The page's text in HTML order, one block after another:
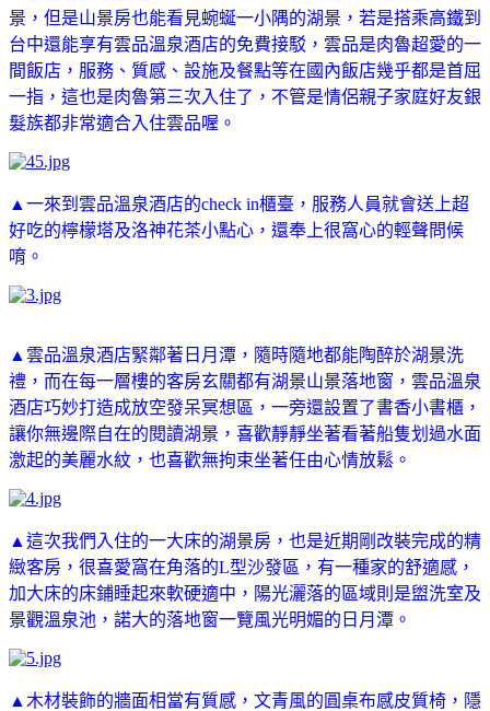
景，但是山景房也能看見蜿蜒一小隅的湖景，若是搭乘高鐵到
台中還能享有雲品溫泉酒店的免費接駁，雲品是肉魯超愛的一
間飯店，服務、質感、設施及餐點等在國內飯店幾乎都是首屈
一指，這也是肉魯第三次入住了，不管是情侶親子家庭好友銀
髮族都非常適合入住雲品喔。
▲一來到雲品溫泉酒店的check in櫃臺，服務人員就會送上超
好吃的檸檬塔及洛神花茶小點心，還奉上很窩心的輕聲問候
唷。
▲雲品溫泉酒店緊鄰著日月潭，隨時隨地都能陶醉於湖景洗
禮，而在每一層樓的客房玄關都有湖景山景落地窗，雲品溫泉
酒店巧妙打造成放空發呆冥想區，一旁還設置了書香小書櫃，
讓你無邊際自在的閱讀湖景，喜歡靜靜坐著看著船隻划過水面
激起的美麗水紋，也喜歡無拘束坐著任由心情放鬆。
▲這次我們入住的一大床的湖景房，也是近期剛改裝完成的精
緻客房，很喜愛窩在角落的L型沙發區，有一種家的舒適感，
加大床的床鋪睡起來軟硬適中，陽光灑落的區域則是盥洗室及
景觀溫泉池，諾大的落地窗一覽風光明媚的日月潭。
▲木材裝飾的牆面相當有質感，文青風的圓桌布感皮質椅，隱